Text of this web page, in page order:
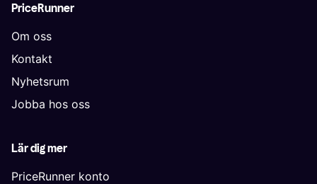
PriceRunner
Om oss
Kontakt
Nyhetsrum
Jobba hos oss
Lär dig mer
PriceRunner konto